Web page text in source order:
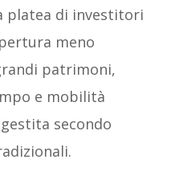
platea di investitori
meno
patrimoni,
e mobilità
secondo